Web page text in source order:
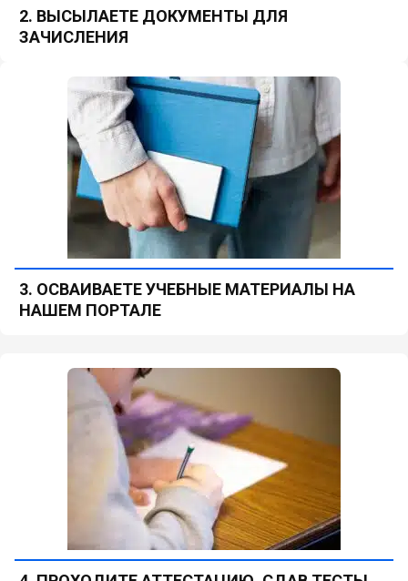
2. ВЫСЫЛАЕТЕ ДОКУМЕНТЫ ДЛЯ
ЗАЧИСЛЕНИЯ
3. ОСВАИВАЕТЕ УЧЕБНЫЕ МАТЕРИАЛЫ НА
НАШЕМ ПОРТАЛЕ